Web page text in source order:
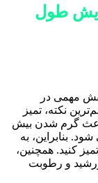
طول
مهمی در
نکته، تمیز
گرم شدن بیش
بنابراین، به
کنید. همچنین،
و رطوبت